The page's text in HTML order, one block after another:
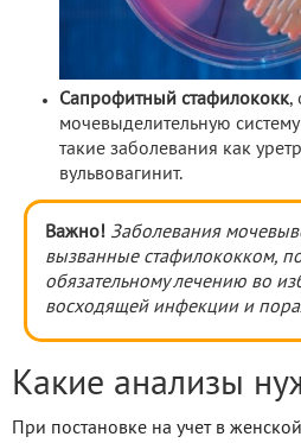
Сапрофитный стафилококк,
мочевыделительную
такие заболевания как
вульвовагинит.
Важно! Заболевания
вызванные стафилококком,
обязательному лечению во
восходящей инфекции и
Какие анализы
При постановке на учет в